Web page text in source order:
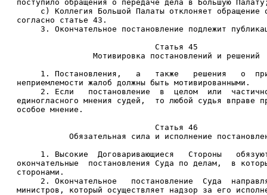
поступило обращения о передаче дела в Большую
c) Коллегия Большой Палаты отклоняет обращение
согласно статье 43.
3. Окончательное постановление подлежит
                             Статья 45
                Мотивировка постановлений и решений
1. Постановления,   а   также   решения   о
неприемлемости жалоб должны быть мотивированными.
2. Если   постановление  в  целом  или
единогласного мнения судей,  то любой судья вправе
особое мнение.
                             Статья 46
Обязательная сила и исполнение
1. Высокие  Договаривающиеся   Стороны
окончательные  постановления Суда по делам,  в
сторонами.
2. Окончательное   постановление  Суда
министров, который осуществляет надзор за его